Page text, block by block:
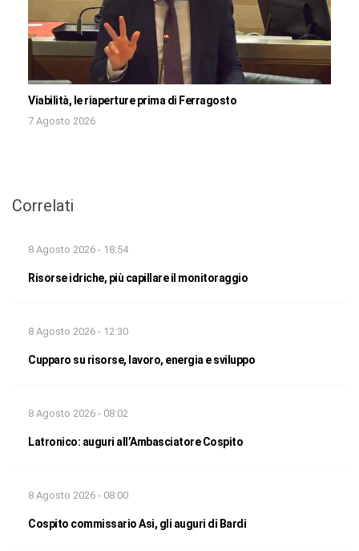
Viabilità, le riaperture prima di Ferragosto
7 Agosto 2026
Correlati
8 Agosto 2026 - 18:54
Risorse idriche, più capillare il monitoraggio
8 Agosto 2026 - 12:30
Cupparo su risorse, lavoro, energia e sviluppo
8 Agosto 2026 - 08:02
Latronico: auguri all’Ambasciatore Cospito
8 Agosto 2026 - 08:00
Cospito commissario Asi, gli auguri di Bardi